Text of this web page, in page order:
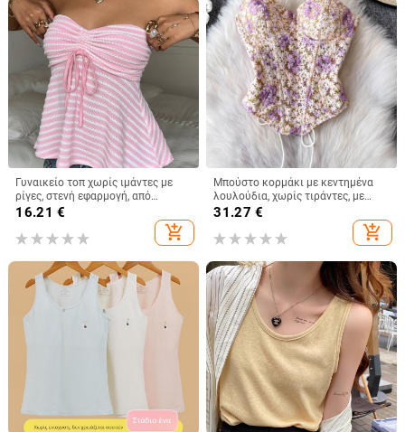
Γυναικείο τοπ χωρίς ιμάντες με
ρίγες, στενή εφαρμογή, από
πολυεστέρα-ελαστάνη, κοντό
16.21 €
add_shopping_cart
Μπούστο κορμάκι με κεντημένα
λουλούδια, χωρίς τιράντες, με
οστά, κοντό μήκος, θηλυκή
31.27 €
add_shopping_cart